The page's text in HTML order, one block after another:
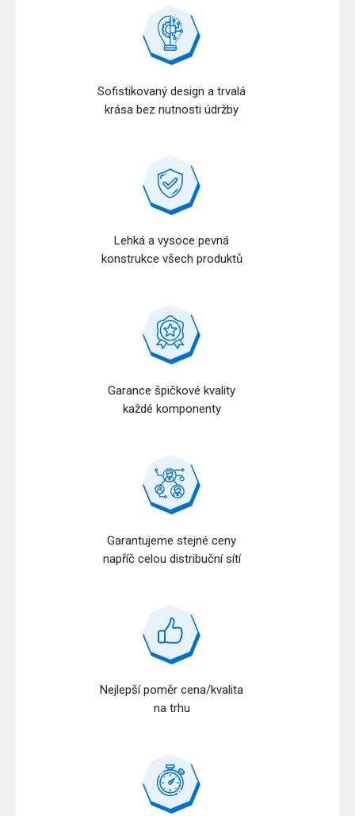
Sofistikovaný design a trvalá
krása bez nutnosti údržby
Lehká a vysoce pevná
konstrukce všech produktů
Garance špičkové kvality
každé komponenty
Garantujeme stejné ceny
napříč celou distribuční sítí
Nejlepší poměr cena/kvalita
na trhu